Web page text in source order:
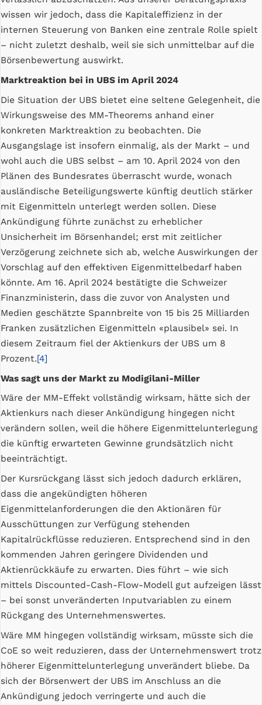
wissen wir jedoch, dass die Kapitaleffizienz in der
internen Steuerung von Banken eine zentrale Rolle spielt
– nicht zuletzt deshalb, weil sie sich unmittelbar auf die
Börsenbewertung auswirkt.
Marktreaktion bei in UBS im April 2024
Die Situation der UBS bietet eine seltene Gelegenheit, die
Wirkungsweise des MM-Theorems anhand einer
konkreten Marktreaktion zu beobachten. Die
Ausgangslage ist insofern einmalig, als der Markt – und
wohl auch die UBS selbst – am 10. April 2024 von den
Plänen des Bundesrates überrascht wurde, wonach
ausländische Beteiligungswerte künftig deutlich stärker
mit Eigenmitteln unterlegt werden sollen. Diese
Ankündigung führte zunächst zu erheblicher
Unsicherheit im Börsenhandel; erst mit zeitlicher
Verzögerung zeichnete sich ab, welche Auswirkungen der
Vorschlag auf den effektiven Eigenmittelbedarf haben
könnte. Am 16. April 2024 bestätigte die Schweizer
Finanzministerin, dass die zuvor von Analysten und
Medien geschätzte Spannbreite von 15 bis 25 Milliarden
Franken zusätzlichen Eigenmitteln «plausibel» sei. In
diesem Zeitraum fiel der Aktienkurs der UBS um 8
Prozent.[4]
Was sagt uns der Markt zu Modigilani-Miller
Wäre der MM-Effekt vollständig wirksam, hätte sich der
Aktienkurs nach dieser Ankündigung hingegen nicht
verändern sollen, weil die höhere Eigenmittelunterlegung
die künftig erwarteten Gewinne grundsätzlich nicht
beeinträchtigt.
Der Kursrückgang lässt sich jedoch dadurch erklären,
dass die angekündigten höheren
Eigenmittelanforderungen die den Aktionären für
Ausschüttungen zur Verfügung stehenden
Kapitalrückflüsse reduzieren. Entsprechend sind in den
kommenden Jahren geringere Dividenden und
Aktienrückkäufe zu erwarten. Dies führt – wie sich
mittels Discounted-Cash-Flow-Modell gut aufzeigen lässt
– bei sonst unveränderten Inputvariablen zu einem
Rückgang des Unternehmenswertes.
Wäre MM hingegen vollständig wirksam, müsste sich die
CoE so weit reduzieren, dass der Unternehmenswert trotz
höherer Eigenmittelunterlegung unverändert bliebe. Da
sich der Börsenwert der UBS im Anschluss an die
Ankündigung jedoch verringerte und auch die